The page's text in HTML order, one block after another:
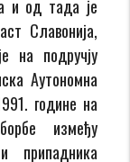
и од тада је
Славонија,
на подручју
Аутономна
године на
између
припадника